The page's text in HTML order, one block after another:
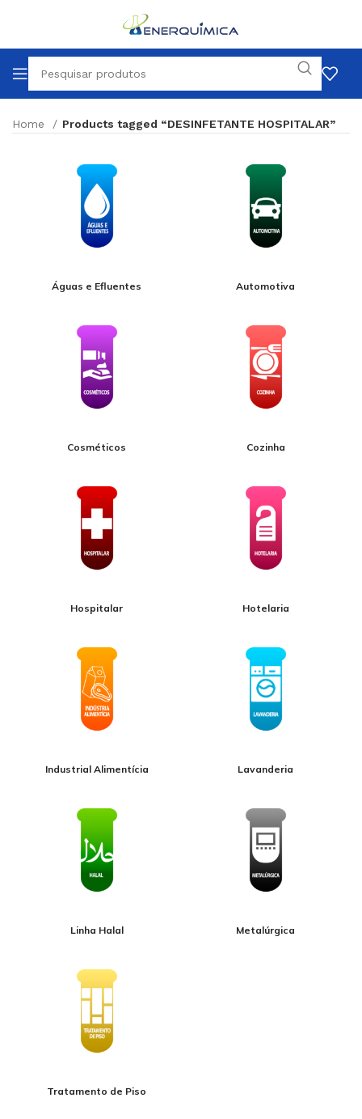
Home Products tagged “DESINFETANTE HOSPITALAR”
Águas e Efluentes Automotiva
Cosméticos Cozinha
Hospitalar Hotelaria
Industrial Alimentícia Lavanderia
Linha Halal Metalúrgica
Tratamento de Piso